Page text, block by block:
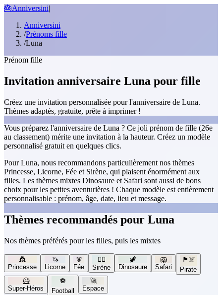
🎂Anniversini|
Anniversini
/Prénoms fille
/Luna
Prénom fille
Invitation anniversaire Luna pour fille
Créez une invitation personnalisée pour l'anniversaire de Luna.
Thèmes adaptés, gratuite, prête à imprimer !
Vous préparez l'anniversaire de Luna ? Ce joli prénom de fille (26e
au classement) mérite une invitation à la hauteur. Créez un modèle
personnalisé gratuit en quelques clics.
Pour Luna, nous recommandons particulièrement nos thèmes
Princesse, Licorne, Fée et Sirène, qui plaisent énormément aux
filles. Les thèmes mixtes Dinosaure et Safari sont aussi de bons
choix pour les petites aventurières ! Chaque modèle est entièrement
personnalisable : prénom, âge, date, lieu et message.
Thèmes recommandés pour Luna
Nos thèmes préférés pour les filles, puis les mixtes
👸
Princesse
🦄
Licorne
🧚
Fée
🧜‍♀️
Sirène
🦖
Dinosaure
🦁
Safari
🏴‍☠️
Pirate
🦸
Super-Héros
⚽
Football
🚀
Espace